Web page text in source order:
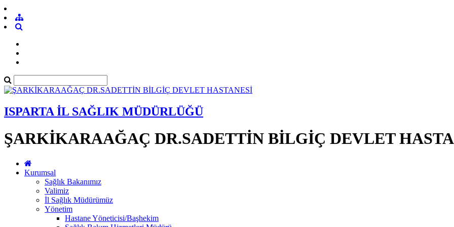
ISPARTA İL SAĞLIK MÜDÜRLÜĞÜ
ŞARKİKARAAĞAÇ DR.SADETTİN BİLGİÇ DEVLET
Kurumsal
Sağlık Bakanımız
Valimiz
İl Sağlık Müdürümüz
Yönetim
Hastane Yöneticisi/Başhekim